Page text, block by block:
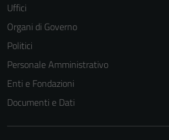
Uffici
Organi di Governo
Politici
Personale Amministrativo
Enti e Fondazioni
Documenti e Dati